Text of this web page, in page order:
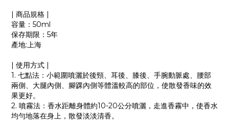
| 商品規格 |
容量：50ml
保存期限：5年
產地:上海
| 使用方式 |
1. 七點法：小範圍噴灑於後頸、耳後、膝後、手腕動脈處、腰部
兩側、大腿內側、腳踝內側等體溫較高的部位，使散發香味的效
果更好。
2. 噴霧法：香水距離身體約10-20公分噴灑，走進香霧中，使香水
均勻地落在身上，散發淡淡清香。